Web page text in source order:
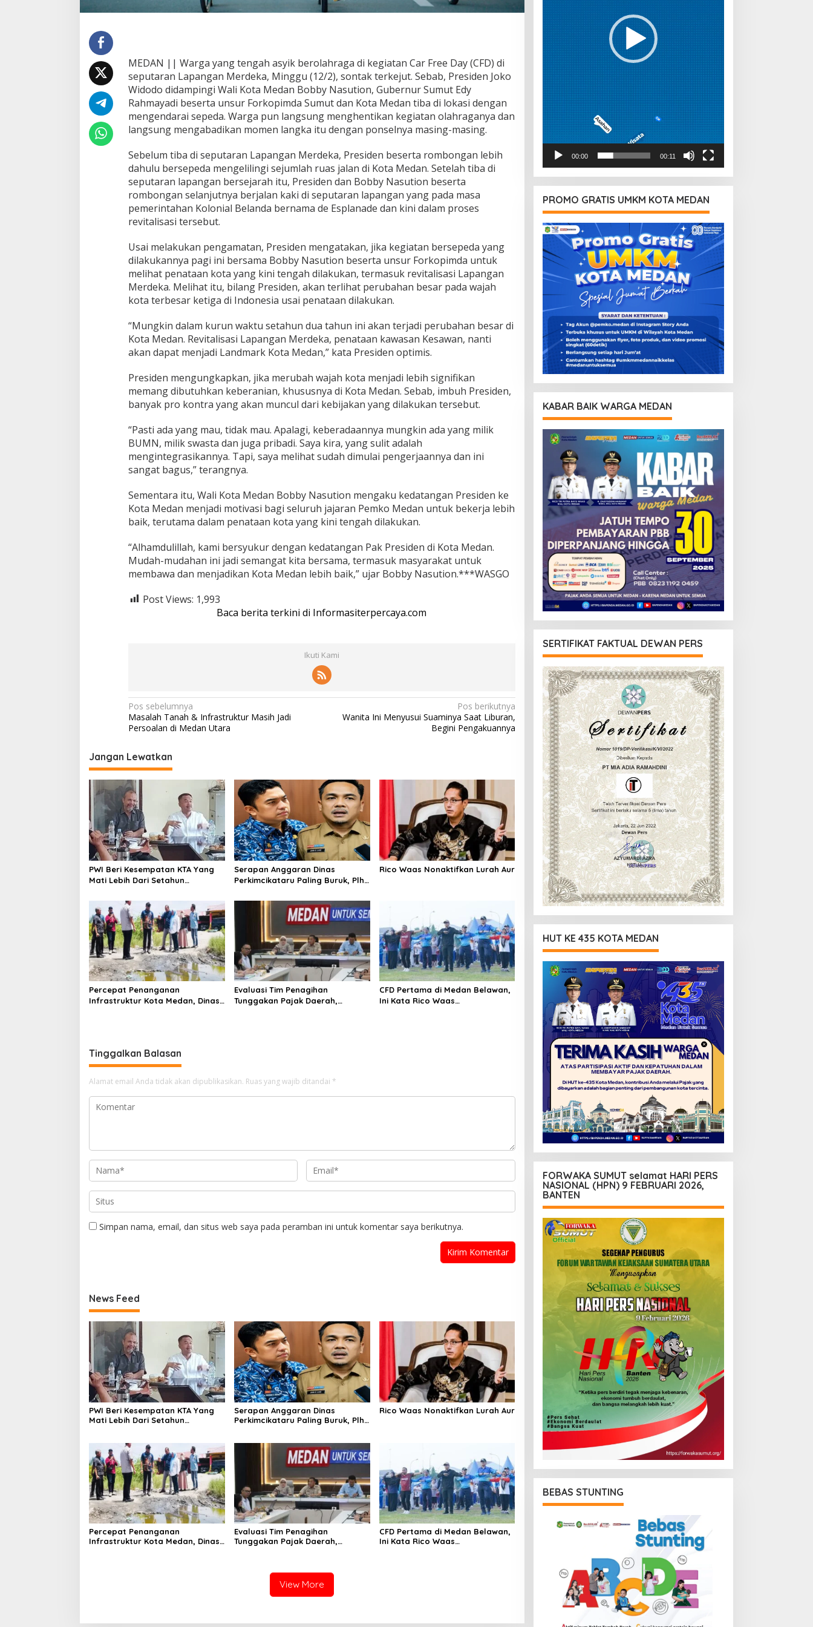
i
d
e
B
e
r
e
e
d
a
MEDAN || Warga yang tengah asyik berolahraga di kegiatan Car Free Day (CFD) di
seputaran Lapangan Merdeka, Minggu (12/2), sontak terkejut. Sebab, Presiden Joko
Widodo didampingi Wali Kota Medan Bobby Nasution, Gubernur Sumut Edy
Rahmayadi beserta unsur Forkopimda Sumut dan Kota Medan tiba di lokasi dengan
mengendarai sepeda. Warga pun langsung menghentikan kegiatan olahraganya dan
langsung mengabadikan momen langka itu dengan ponselnya masing-masing.
Sebelum tiba di seputaran Lapangan Merdeka, Presiden beserta rombongan lebih
dahulu bersepeda mengelilingi sejumlah ruas jalan di Kota Medan. Setelah tiba di
seputaran lapangan bersejarah itu, Presiden dan Bobby Nasution beserta
rombongan selanjutnya berjalan kaki di seputaran lapangan yang pada masa
pemerintahan Kolonial Belanda bernama de Esplanade dan kini dalam proses
revitalisasi tersebut.
Usai melakukan pengamatan, Presiden mengatakan, jika kegiatan bersepeda yang
dilakukannya pagi ini bersama Bobby Nasution beserta unsur Forkopimda untuk
melihat penataan kota yang kini tengah dilakukan, termasuk revitalisasi Lapangan
Merdeka. Melihat itu, bilang Presiden, akan terlihat perubahan besar pada wajah
kota terbesar ketiga di Indonesia usai penataan dilakukan.
“Mungkin dalam kurun waktu setahun dua tahun ini akan terjadi perubahan besar di
Kota Medan. Revitalisasi Lapangan Merdeka, penataan kawasan Kesawan, nanti
akan dapat menjadi Landmark Kota Medan,” kata Presiden optimis.
Presiden mengungkapkan, jika merubah wajah kota menjadi lebih signifikan
memang dibutuhkan keberanian, khususnya di Kota Medan. Sebab, imbuh Presiden,
banyak pro kontra yang akan muncul dari kebijakan yang dilakukan tersebut.
“Pasti ada yang mau, tidak mau. Apalagi, keberadaannya mungkin ada yang milik
BUMN, milik swasta dan juga pribadi. Saya kira, yang sulit adalah
mengintegrasikannya. Tapi, saya melihat sudah dimulai pengerjaannya dan ini
sangat bagus,” terangnya.
Sementara itu, Wali Kota Medan Bobby Nasution mengaku kedatangan Presiden ke
Kota Medan menjadi motivasi bagi seluruh jajaran Pemko Medan untuk bekerja lebih
baik, terutama dalam penataan kota yang kini tengah dilakukan.
“Alhamdulillah, kami bersyukur dengan kedatangan Pak Presiden di Kota Medan.
Mudah-mudahan ini jadi semangat kita bersama, termasuk masyarakat untuk
membawa dan menjadikan Kota Medan lebih baik,” ujar Bobby Nasution.***WASGO
Post Views: 1,993
Baca berita terkini di Informasiterpercaya.com
Ikuti Kami
N
a
i
g
a
s
i
p
o
s
Pos sebelumnya
Masalah Tanah & Infrastruktur Masih Jadi
Persoalan di Medan Utara
Pos berikutnya
Wanita Ini Menyusui Suaminya Saat Liburan,
Begini Pengakuannya
Jangan Lewatkan
PWI Beri Kesempatan KTA Yang
Mati Lebih Dari Setahun
Serapan Anggaran Dinas
Perkimcikataru Paling Buruk, Plh
Rico Waas Nonaktifkan Lurah Aur
Percepat Penanganan
Infrastruktur Kota Medan, Dinas
Evaluasi Tim Penagihan
Tunggakan Pajak Daerah,
CFD Pertama di Medan Belawan,
Ini Kata Rico Waas…
Tinggalkan Balasan
Alamat email Anda tidak akan dipublikasikan. Ruas yang wajib ditandai *
Simpan nama, email, dan situs web saya pada peramban ini untuk komentar saya berikutnya.
News Feed
PWI Beri Kesempatan KTA Yang
Mati Lebih Dari Setahun
Serapan Anggaran Dinas
Perkimcikataru Paling Buruk, Plh
Rico Waas Nonaktifkan Lurah Aur
Percepat Penanganan
Infrastruktur Kota Medan, Dinas
Evaluasi Tim Penagihan
Tunggakan Pajak Daerah,
CFD Pertama di Medan Belawan,
Ini Kata Rico Waas…
View More
00:00 00:11
PROMO GRATIS UMKM KOTA MEDAN
KABAR BAIK WARGA MEDAN
SERTIFIKAT FAKTUAL DEWAN PERS
HUT KE 435 KOTA MEDAN
FORWAKA SUMUT selamat HARI PERS
NASIONAL (HPN) 9 FEBRUARI 2026,
BANTEN
BEBAS STUNTING